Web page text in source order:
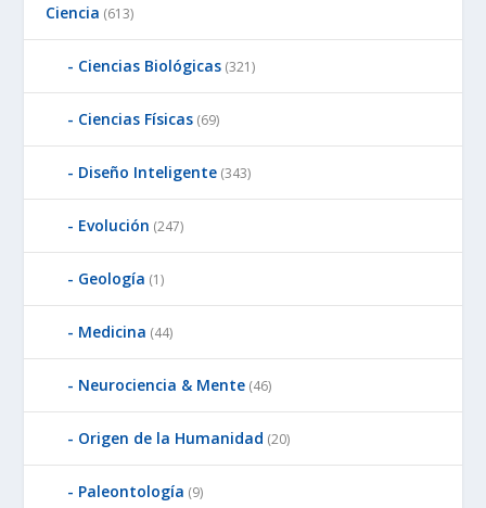
Ciencia (613)
Ciencias Biológicas (321)
Ciencias Físicas (69)
Diseño Inteligente (343)
Evolución (247)
Geología (1)
Medicina (44)
Neurociencia & Mente (46)
Origen de la Humanidad (20)
Paleontología (9)